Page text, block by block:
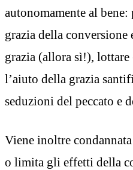
autonomamente al
grazia della conversione
grazia (allora sì!), lottare
l’aiuto della grazia
seduzioni del peccato e
Viene inoltre
o limita gli effetti della